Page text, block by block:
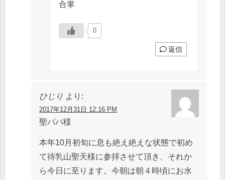
合掌
0
返信
ひじり より:
2017年12月31日 12:16 PM
聖パパ様
本年10月初旬に息も絶え絶えな状態で初め
て待乳山聖天様に参拝させて頂き、それか
ら今日に至ります。今朝は朝４時頃にお水